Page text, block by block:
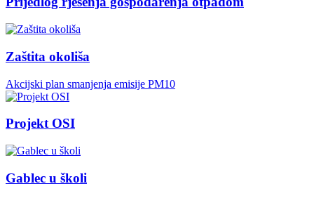
Zaštita okoliša
Akcijski plan smanjenja emisije PM10
Projekt OSI
Gablec u školi